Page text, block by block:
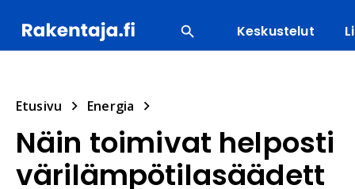
Keskustelut
Etusivu Energia
Näin toimivat helposti
värilämpötilasäädett